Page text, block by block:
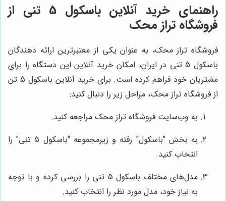
راهنمای خرید آنلاین باسکول 5 تنی از
فروشگاه تراز محک
فروشگاه تراز محک، به عنوان یکی از معتبرترین ارائه دهندگان
باسکول 5 تنی در ایران، امکان خرید آنلاین این دستگاه را برای
مشتریان خود فراهم کرده است. برای خرید آنلاین باسکول 5 تن
از فروشگاه تراز محک، مراحل زیر را دنبال کنید:
به وب‌سایت فروشگاه تراز محک مراجعه کنید.
به بخش "باسکول" رفته و زیرمجموعه "باسکول 5 تنی" را
انتخاب کنید.
مدل‌های مختلف باسکول 5 تنی را بررسی کرده و با توجه
به نیاز خود، مدل مورد نظر را انتخاب کنید.